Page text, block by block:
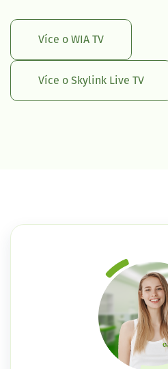
Více o WIA TV
Více o Skylink Live TV